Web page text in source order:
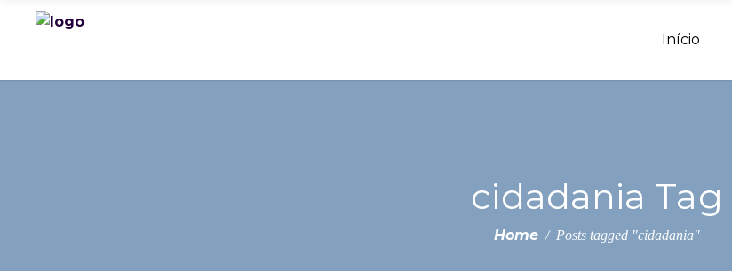
Início
cidadania Tag
Home / Posts tagged "cidadania"